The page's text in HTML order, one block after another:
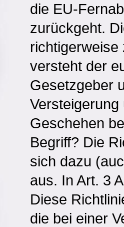
die EU-
zurückgeht.
richtigerweise
versteht der
Gesetzgeber
Geschehen
Begriff? Die
sich dazu
aus. In Art. 3
Diese
die bei einer